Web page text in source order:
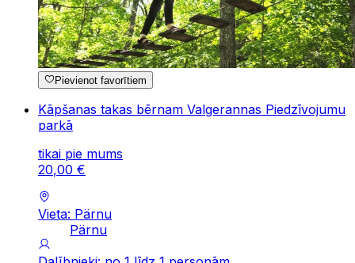
Pievienot favorītiem
Kāpšanas takas bērnam Valgerannas Piedzīvojumu
parkā
tikai pie mums
20,00 €
Vieta: Pärnu
Pärnu